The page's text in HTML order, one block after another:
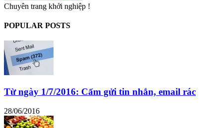
Chuyên trang khởi nghiệp !
POPULAR POSTS
Từ ngày 1/7/2016: Cấm gửi tin nhắn, email rác
28/06/2016